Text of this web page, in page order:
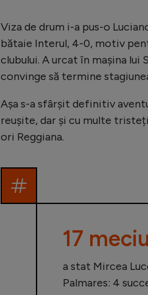
Viza de drum i-a pus-o
bătaie Interul, 4-0, motiv
clubului. A urcat în mașina
convinge să termine
Așa s-a sfârșit definitiv
reușite, dar și cu multe
ori Reggiana.
17
a stat Mircea
Palmares: 4